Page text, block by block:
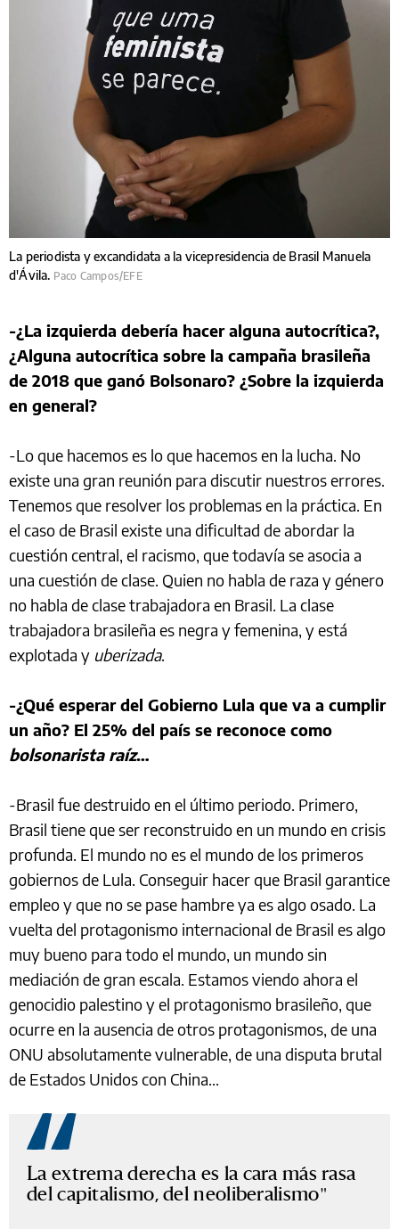
La periodista y excandidata a la vicepresidencia de Brasil Manuela
d'Ávila. Paco Campos/EFE
-¿La izquierda debería hacer alguna autocrítica?,
¿Alguna autocrítica sobre la campaña brasileña
de 2018 que ganó Bolsonaro? ¿Sobre la izquierda
en general?
-Lo que hacemos es lo que hacemos en la lucha. No
existe una gran reunión para discutir nuestros errores.
Tenemos que resolver los problemas en la práctica. En
el caso de Brasil existe una dificultad de abordar la
cuestión central, el racismo, que todavía se asocia a
una cuestión de clase. Quien no habla de raza y género
no habla de clase trabajadora en Brasil. La clase
trabajadora brasileña es negra y femenina, y está
explotada y uberizada.
-¿Qué esperar del Gobierno Lula que va a cumplir
un año? El 25% del país se reconoce como
bolsonarista raíz…
-Brasil fue destruido en el último periodo. Primero,
Brasil tiene que ser reconstruido en un mundo en crisis
profunda. El mundo no es el mundo de los primeros
gobiernos de Lula. Conseguir hacer que Brasil garantice
empleo y que no se pase hambre ya es algo osado. La
vuelta del protagonismo internacional de Brasil es algo
muy bueno para todo el mundo, un mundo sin
mediación de gran escala. Estamos viendo ahora el
genocidio palestino y el protagonismo brasileño, que
ocurre en la ausencia de otros protagonismos, de una
ONU absolutamente vulnerable, de una disputa brutal
de Estados Unidos con China...
La extrema derecha es la cara más rasa
del capitalismo, del neoliberalismo